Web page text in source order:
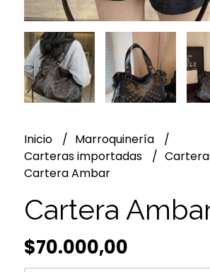
Inicio
Marroquinería
Carteras importadas
Cartera Ambar
Cartera
$70.000,00